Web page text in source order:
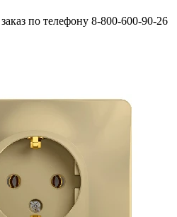
по телефону 8-800-600-90-26